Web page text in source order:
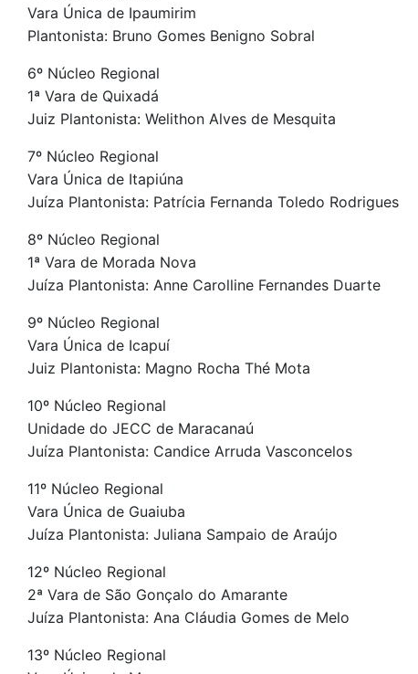
Vara Única de Ipaumirim
Plantonista: Bruno Gomes Benigno Sobral
6º Núcleo Regional
1ª Vara de Quixadá
Juiz Plantonista: Welithon Alves de Mesquita
7º Núcleo Regional
Vara Única de Itapiúna
Juíza Plantonista: Patrícia Fernanda Toledo Rodrigues
8º Núcleo Regional
1ª Vara de Morada Nova
Juíza Plantonista: Anne Carolline Fernandes Duarte
9º Núcleo Regional
Vara Única de Icapuí
Juiz Plantonista: Magno Rocha Thé Mota
10º Núcleo Regional
Unidade do JECC de Maracanaú
Juíza Plantonista: Candice Arruda Vasconcelos
11º Núcleo Regional
Vara Única de Guaiuba
Juíza Plantonista: Juliana Sampaio de Araújo
12º Núcleo Regional
2ª Vara de São Gonçalo do Amarante
Juíza Plantonista: Ana Cláudia Gomes de Melo
13º Núcleo Regional